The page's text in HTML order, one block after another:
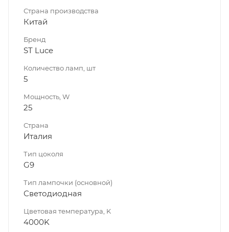
Страна производства
Китай
Бренд
ST Luce
Количество ламп, шт
5
Мощность, W
25
Страна
Италия
Тип цоколя
G9
Тип лампочки (основной)
Светодиодная
Цветовая температура, K
4000K